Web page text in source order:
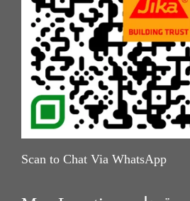
Scan to Chat Via WhatsApp